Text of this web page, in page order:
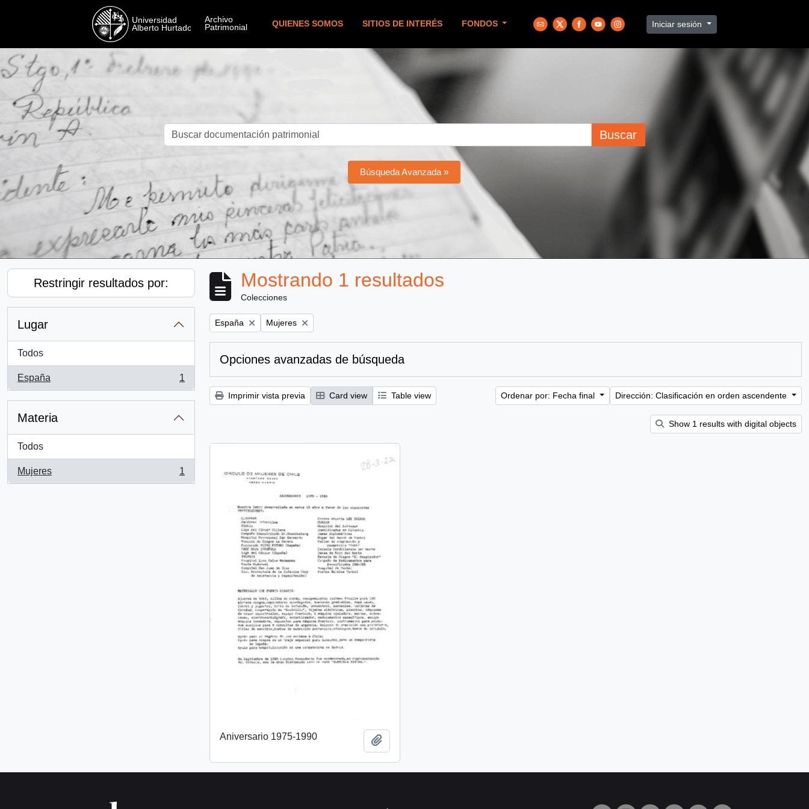
QUIENES SOMOS SITIOS DE INTERÉS FONDOS Iniciar sesión
Buscar
Búsqueda Avanzada »
Restringir resultados por:
Lugar
Todos
España
, 1 resultados
1
Materia
Todos
Mujeres
, 1 resultados
1
Mostrando 1 resultados
Colecciones
Remove filter:
España Remove filter:
Mujeres
Opciones avanzadas de búsqueda
Imprimir vista previa Card view Table view Ordenar por: Fecha final Dirección: Clasificación en orden ascendente
Show 1 results with digital objects
Aniversario 1975-1990